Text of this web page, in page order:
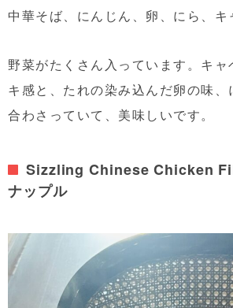
中華そば、にんじん、卵、にら、キ
野菜がたくさん入っています。キャ
キ感と、たれの染み込んだ卵の味
合わさっていて、美味しいです。
Sizzling Chinese Chicken
ナップル